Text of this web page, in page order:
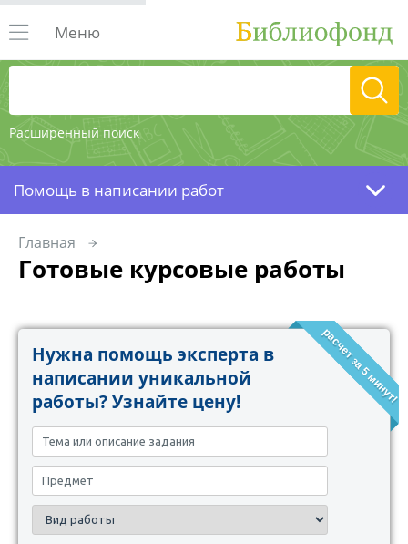
Расширенный поиск
Меню
Помощь в написании работ
Главная
Готовые курсовые работы
расчет за 5 минут!
Нужна помощь эксперта в
написании уникальной
работы? Узнайте цену!